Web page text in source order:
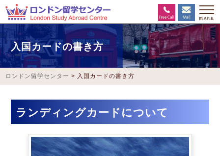
入国カードの書き方
ロンドン留学センター > 入国カードの書き方
ランディングカードについて